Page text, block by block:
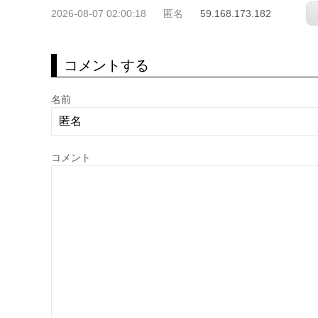
2026-08-07 02:00:18 匿名 59.168.173.182
コメントする
名前
コメント